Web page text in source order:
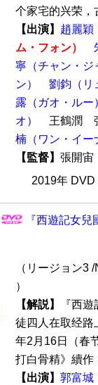
个家宅的兴荣，
【出演】 趙麗穎
ム・フォン）
寧（チャン・ジ
ン）
劉鈞（リ
露（ガオ・ルー
オ）
王鶴潤
楠（ワン・イー
【監督】 張開
2019年
『西遊記女
（リージョン3
）
【解説】
『西
徒四人在取经路
年2月16日（春
打白骨精》續作
【出演】 郭富城